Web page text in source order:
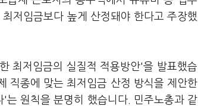
저임금보다 높게 산정돼야 한다고 주장했
최저임금의 실질적 적용방안'을 발표했습
직종에 맞는 최저임금 산정 방식을 제안한
는 원칙을 분명히 했습니다. 민주노총과 같